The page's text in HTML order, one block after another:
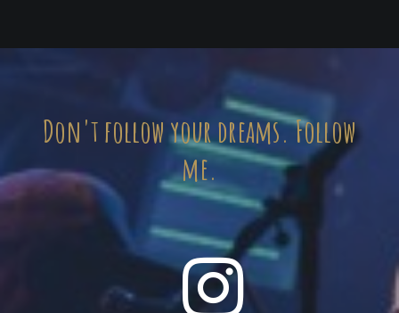
Don't follow your dreams. Follow
me.